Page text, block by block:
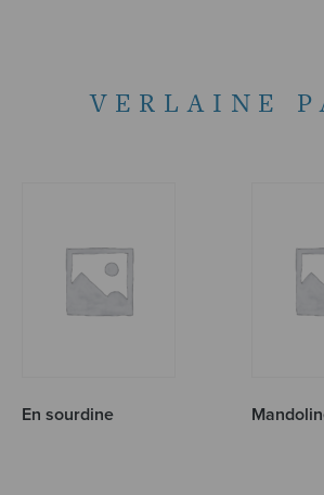
VERLAINE
En sourdine